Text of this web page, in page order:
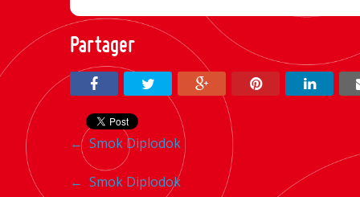
Partager
Navigation
entre
←Smok Diplodok
Navigation
← Smok Diplodok